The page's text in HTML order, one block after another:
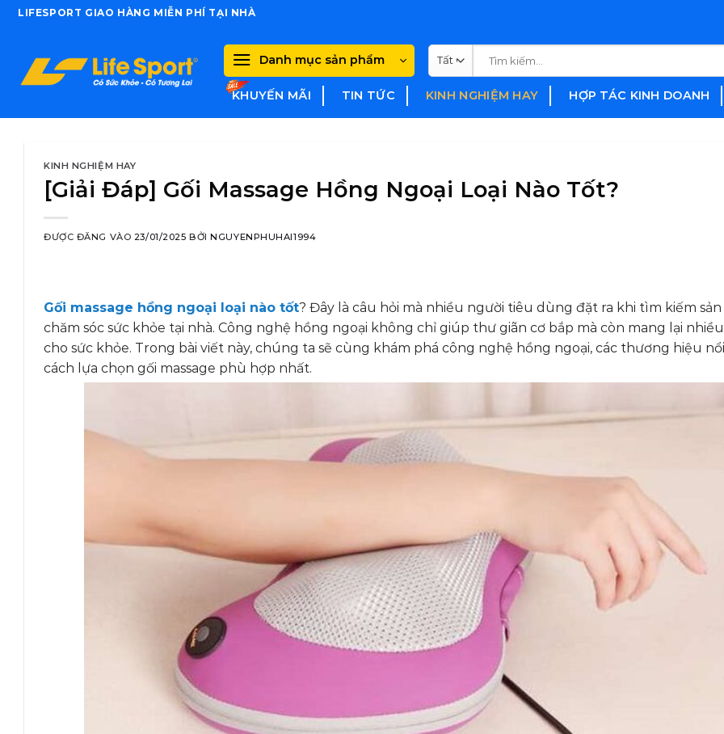
SkipLIFESPORT GIAO HÀNG MIỄN PHÍ TẠI NHÀ
Danh mục sản phẩm
kiếm:
KHUYẾN MÃI TIN TỨC KINH NGHIỆM HAY HỢP TÁC KINH DOANH
KINH NGHIỆM HAY
[Giải Đáp] Gối Massage Hồng Ngoại Loại Nào Tốt?
ĐƯỢC ĐĂNG VÀO 23/01/2025 BỞINGUYENPHUHAI1994
Gối massage hồng ngoại loại nào tốt? Đây là câu hỏi mà nhiều người tiêu dùng đặt ra khi tìm kiếm
chăm sóc sức khỏe tại nhà. Công nghệ hồng ngoại không chỉ giúp thư giãn cơ bắp mà còn mang lại
cho sức khỏe. Trong bài viết này, chúng ta sẽ cùng khám phá công nghệ hồng ngoại, các thương hiệu
cách lựa chọn gối massage phù hợp nhất.